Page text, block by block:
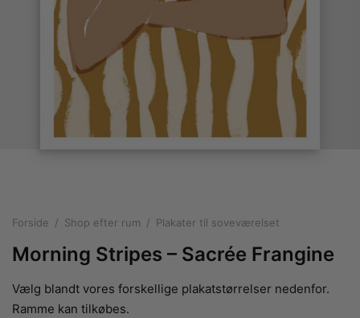
Forside / Shop efter rum / Plakater til soveværelset
Morning Stripes – Sacrée Frangine
Vælg blandt vores forskellige plakatstørrelser nedenfor.
Ramme kan tilkøbes.
plakater
i pastelfarver
plakater
plakater
til sommerhuset
plakater
med kvinder